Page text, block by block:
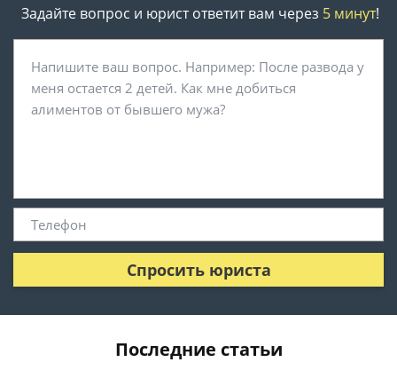
Задайте вопрос и юрист ответит вам через 5 минут!
Спросить юриста
Последние статьи